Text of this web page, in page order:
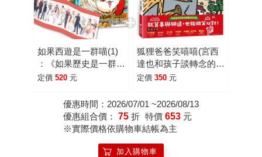
如果西遊是一群喵(1)
：《如果歷史是一群
喵》作者最新力作，附
定價 520 元
狐狸爸爸笑嘻嘻(宮西
達也和孩子談轉念的力
量)
定價 350 元
優惠時間：2026/07/01 ~2026/08/13
優惠組合價： 75 折 特價 653 元
※實際價格依購物車結帳為主
加入購物車